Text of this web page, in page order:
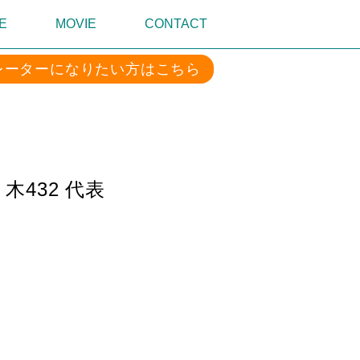
MOVIE CONTACT
ーターになりたい方はこちら
432 代表